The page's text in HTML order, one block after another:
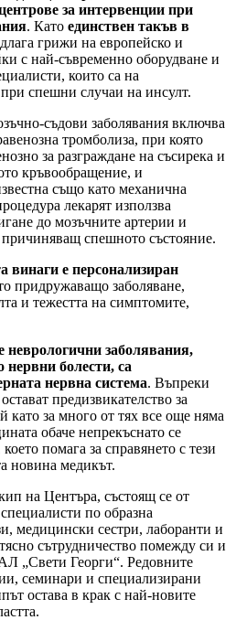
за интервенции при
. Като единствен такъв в
грижи на европейско и
с най-съвременно оборудване и
които са на
спешни случаи на инсулт.
съдови заболявания включва
тромболиза, при която
за разграждане на съсирека и
кръвообращение, и
също като механична
лекарят използва
до мозъчните артерии и
причиняващ спешното състояние.
винаги е персонализиран
придружаващо заболяване,
и тежестта на симптомите,
неврологични заболявания,
болести, са
нервна система. Въпреки
предизвикателство за
като за много от тях все още няма
обаче непрекъснато се
помага за справянето с тези
новина медикът.
на Центъра, състоящ се от
по образна
медицински сестри, лаборанти и
сътрудничество помежду си и
„Свети Георги“. Редовните
семинари и специализирани
остава в крак с най-новите